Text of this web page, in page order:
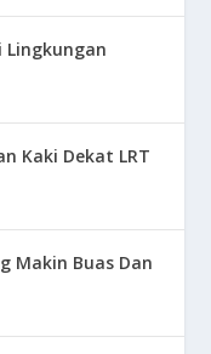
Lingkungan
Kaki Dekat LRT
Makin Buas Dan